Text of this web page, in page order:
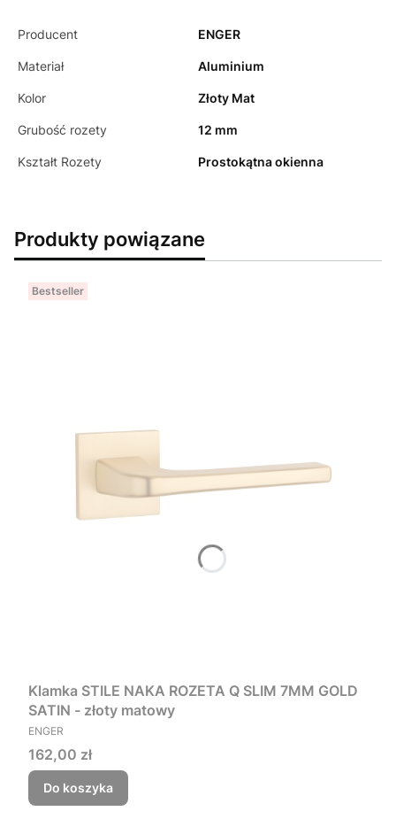
Producent ENGER
Materiał Aluminium
Kolor Złoty Mat
Grubość rozety 12 mm
Kształt Rozety Prostokątna okienna
Produkty powiązane
Bestseller
Klamka STILE NAKA ROZETA Q SLIM 7MM GOLD
SATIN - złoty matowy
PRODUCENT
ENGER
Cena
162,00 zł
Do koszyka